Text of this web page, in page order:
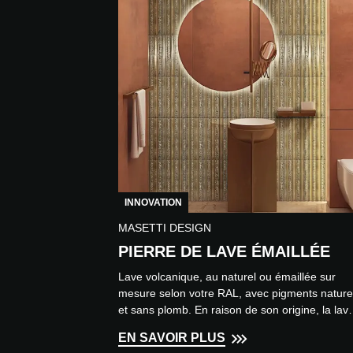
INNOVATION
MASETTI DESIGN
PIERRE DE LAVE ÉMAILLÉE
Lave volcanique, au naturel ou émaillée sur
mesure selon votre RAL, avec pigments
et sans plomb. En raison de son origine, la
EN SAVOIR PLUS